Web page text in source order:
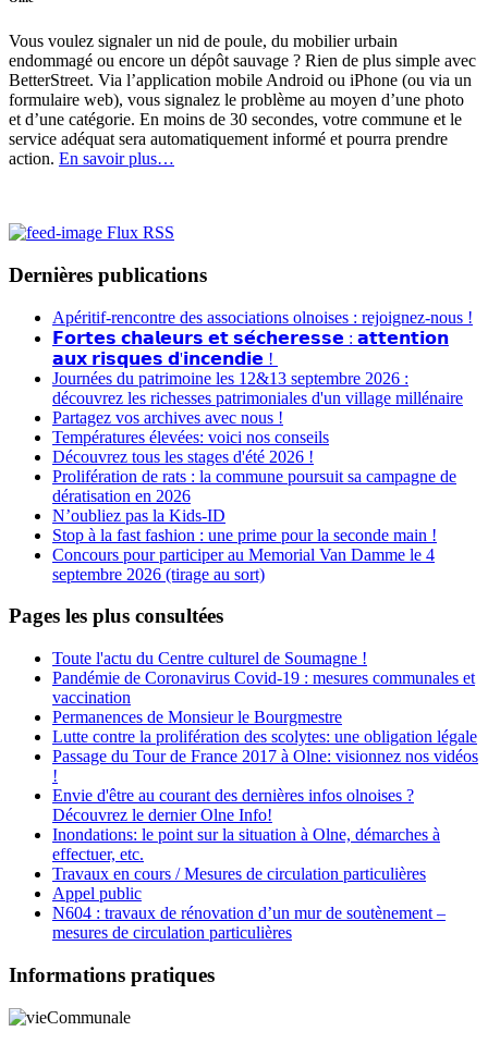
Vous voulez signaler un nid de poule, du mobilier urbain
endommagé ou encore un dépôt sauvage ? Rien de plus simple avec
BetterStreet. Via l’application mobile Android ou iPhone (ou via un
formulaire web), vous signalez le problème au moyen d’une photo
et d’une catégorie. En moins de 30 secondes, votre commune et le
service adéquat sera automatiquement informé et pourra prendre
action. En savoir plus…
Flux RSS
Dernières publications
Apéritif-rencontre des associations olnoises : rejoignez-nous !
𝗙𝗼𝗿𝘁𝗲𝘀 𝗰𝗵𝗮𝗹𝗲𝘂𝗿𝘀 𝗲𝘁 𝘀𝗲́𝗰𝗵𝗲𝗿𝗲𝘀𝘀𝗲 : 𝗮𝘁𝘁𝗲𝗻𝘁𝗶𝗼𝗻
𝗮𝘂𝘅 𝗿𝗶𝘀𝗾𝘂𝗲𝘀 𝗱'𝗶𝗻𝗰𝗲𝗻𝗱𝗶𝗲 !
Journées du patrimoine les 12&13 septembre 2026 :
découvrez les richesses patrimoniales d'un village millénaire
Partagez vos archives avec nous !
Températures élevées: voici nos conseils
Découvrez tous les stages d'été 2026 !
Prolifération de rats : la commune poursuit sa campagne de
dératisation en 2026
N’oubliez pas la Kids-ID
Stop à la fast fashion : une prime pour la seconde main !
Concours pour participer au Memorial Van Damme le 4
septembre 2026 (tirage au sort)
Pages les plus consultées
Toute l'actu du Centre culturel de Soumagne !
Pandémie de Coronavirus Covid-19 : mesures communales et
vaccination
Permanences de Monsieur le Bourgmestre
Lutte contre la prolifération des scolytes: une obligation légale
Passage du Tour de France 2017 à Olne: visionnez nos vidéos
!
Envie d'être au courant des dernières infos olnoises ?
Découvrez le dernier Olne Info!
Inondations: le point sur la situation à Olne, démarches à
effectuer, etc.
Travaux en cours / Mesures de circulation particulières
Appel public
N604 : travaux de rénovation d’un mur de soutènement –
mesures de circulation particulières
Informations pratiques